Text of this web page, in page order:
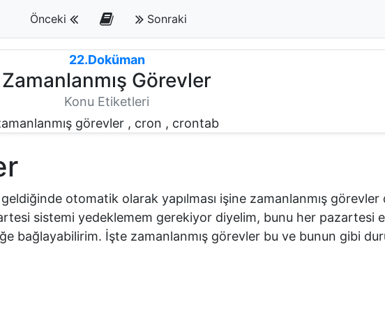
Önceki Sonraki
22.Doküman
Zamanlanmış Görevler
Konu Etiketleri
görevler , cron , crontab
otomatik olarak yapılması işine zamanlanmış
sistemi yedeklemem gerekiyor diyelim, bunu her pazartesi
bağlayabilirim. İşte zamanlanmış görevler bu ve bunun gibi